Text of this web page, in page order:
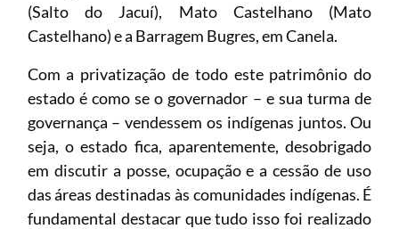
(Salto do Jacuí), Mato Castelhano (Mato
Castelhano) e a Barragem Bugres, em Canela.
Com a privatização de todo este patrimônio do
estado é como se o governador – e sua turma de
governança – vendessem os indígenas juntos. Ou
seja, o estado fica, aparentemente, desobrigado
em discutir a posse, ocupação e a cessão de uso
das áreas destinadas às comunidades indígenas. É
fundamental destacar que tudo isso foi realizado